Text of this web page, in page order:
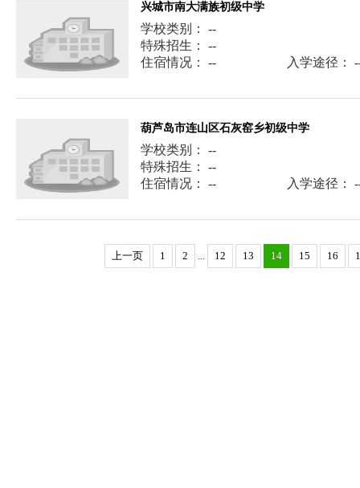
兴城市南大满族初级中学
学校类别： --
特殊招生： --
住宿情况： --
入学途径：
葫芦岛市连山区石灰窑乡初级中学
学校类别： --
特殊招生： --
住宿情况： --
入学途径：
上一页 1 2 ... 12 13 14 15 16